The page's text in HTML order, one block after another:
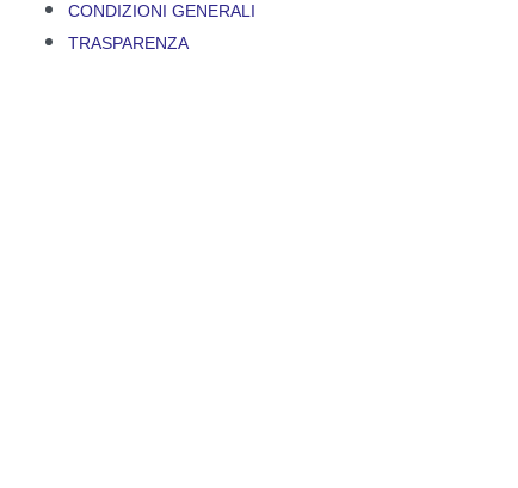
CONDIZIONI GENERALI
TRASPARENZA